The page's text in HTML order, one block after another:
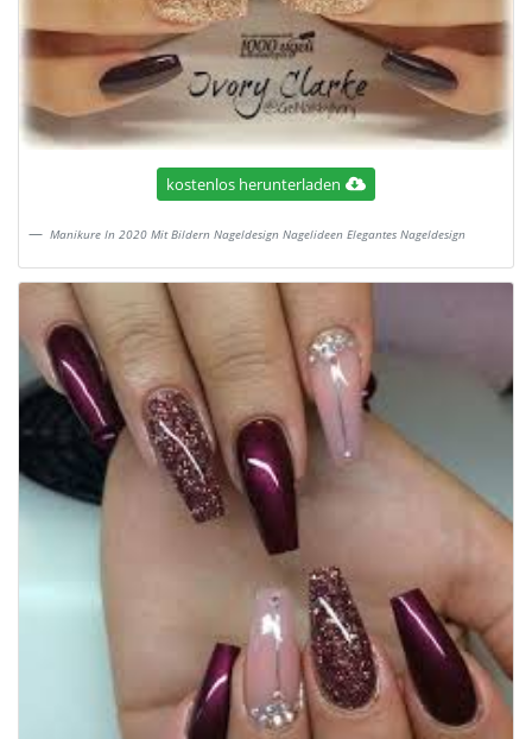
kostenlos herunterladen
Manikure In 2020 Mit Bildern Nageldesign Nagelideen Elegantes Nageldesign